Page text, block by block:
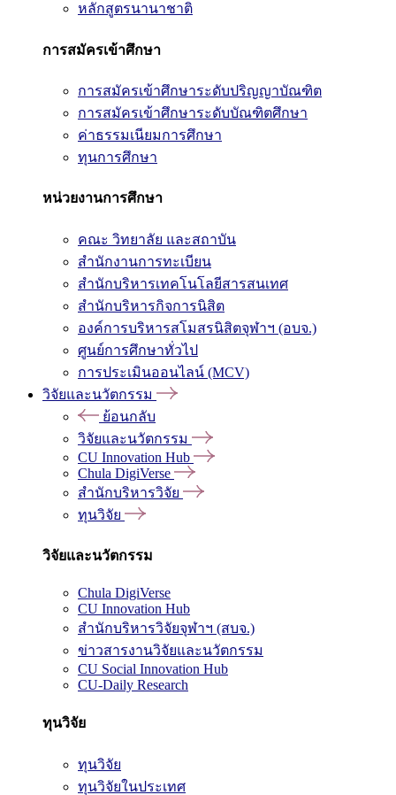
หลักสูตรนานาชาติ
การสมัครเข้าศึกษา
การสมัครเข้าศึกษาระดับปริญญาบัณฑิต
การสมัครเข้าศึกษาระดับบัณฑิตศึกษา
ค่าธรรมเนียมการศึกษา
ทุนการศึกษา
หน่วยงานการศึกษา
คณะ วิทยาลัย และสถาบัน
สำนักงานการทะเบียน
สำนักบริหารเทคโนโลยีสารสนเทศ
สำนักบริหารกิจการนิสิต
องค์การบริหารสโมสรนิสิตจุฬาฯ (อบจ.)
ศูนย์การศึกษาทั่วไป
การประเมินออนไลน์ (MCV)
วิจัยและนวัตกรรม
ย้อนกลับ
วิจัยและนวัตกรรม
CU Innovation Hub
Chula DigiVerse
สำนักบริหารวิจัย
ทุนวิจัย
วิจัยและนวัตกรรม
Chula DigiVerse
CU Innovation Hub
สำนักบริหารวิจัยจุฬาฯ (สบจ.)
ข่าวสารงานวิจัยและนวัตกรรม
CU Social Innovation Hub
CU-Daily Research
ทุนวิจัย
ทุนวิจัย
ทุนวิจัยในประเทศ